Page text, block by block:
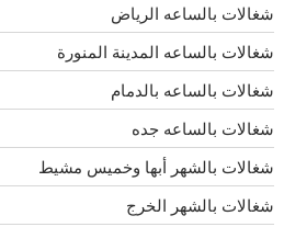
شغالات بالساعه الرياض
شغالات بالساعه المدينة المنورة
شغالات بالساعه بالدمام
شغالات بالساعه جده
شغالات بالشهر أبها وخميس مشيط
شغالات بالشهر الخرج